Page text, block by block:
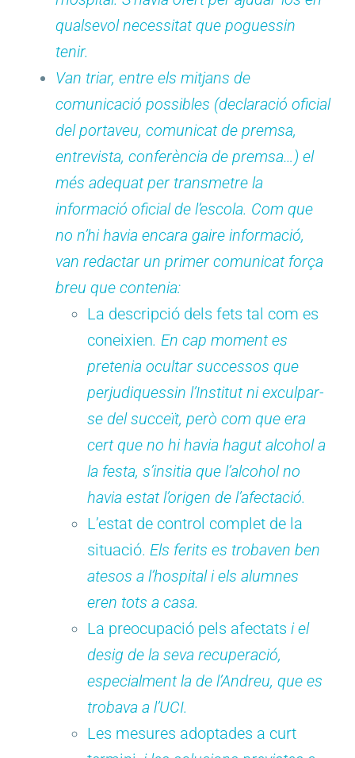
qualsevol necessitat que poguessin
tenir.
Van triar, entre els mitjans de
comunicació possibles (declaració oficial
del portaveu, comunicat de premsa,
entrevista, conferència de premsa…) el
més adequat per transmetre la
informació oficial de l’escola. Com que
no n’hi havia encara gaire informació,
van redactar un primer comunicat força
breu que contenia:
La descripció dels fets tal com es
coneixien. En cap moment es
pretenia ocultar successos que
perjudiquessin l’Institut ni exculpar-
se del succeït, però com que era
cert que no hi havia hagut alcohol a
la festa, s’insitia que l’alcohol no
havia estat l’origen de l’afectació.
L’estat de control complet de la
situació. Els ferits es trobaven ben
atesos a l’hospital i els alumnes
eren tots a casa.
La preocupació pels afectats i el
desig de la seva recuperació,
especialment la de l’Andreu, que es
trobava a l’UCI.
Les mesures adoptades a curt